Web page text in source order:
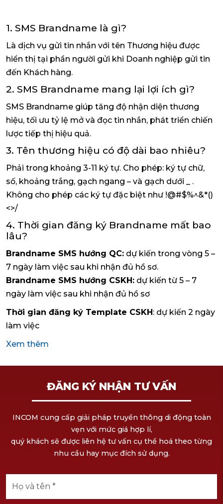
1. SMS Brandname là gì?
Là dịch vụ gửi tin nhắn với tên Thương hiệu được
hiển thị tại phần người gửi khi Doanh nghiệp gửi tin
đến Khách hàng.
2. SMS Brandname mang lại lợi ích gì?
SMS Brandname giúp tăng độ nhận diện thương
hiệu, tối ưu tỷ lệ mở và đọc tin nhắn, phát triển chiến
lược tiếp thị hiệu quả.
3. Tên thương hiệu có độ dài bao nhiêu?
Phải trong khoảng 3-11 ký tự. Cho phép: ký tự chữ,
số, khoảng trắng, gạch ngang – và gạch dưới _ .
Không cho phép các ký tự đặc biệt như !@#$%^&*()
<>/
4. Thời gian đăng ký Brandname mất bao
lâu?
Brandname SMS hướng QC: dự kiến trong vòng 5 –
7 ngày làm việc sau khi nhận đủ hồ sơ.
Brandname SMS hướng CSKH: dự kiến từ 5 – 7
ngày làm việc sau khi nhận đủ hồ sơ
Thời gian đăng ký Template CSKH: dự kiến 2 ngày
làm việc
Xem thêm
ĐĂNG KÝ NHẬN TƯ VẤN
INCOM cung cấp giải pháp truyền thông di động toàn
vẹn với mức giá hợp lí,
quý khách sẽ được liên hệ tư vấn cụ thể hoá theo từng
nhu cầu hay mục đích sử dụng.